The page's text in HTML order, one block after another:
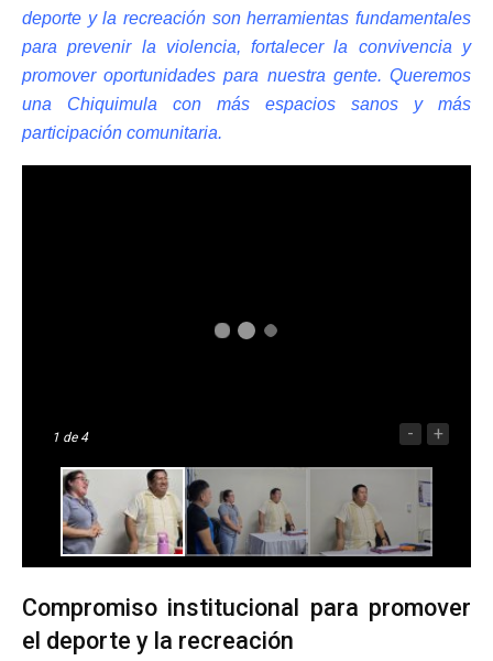
deporte y la recreación son herramientas fundamentales
para prevenir la violencia, fortalecer la convivencia y
promover oportunidades para nuestra gente. Queremos
una Chiquimula con más espacios sanos y más
participación comunitaria.
1 de 4 - +
Compromiso institucional para promover
el deporte y la recreación